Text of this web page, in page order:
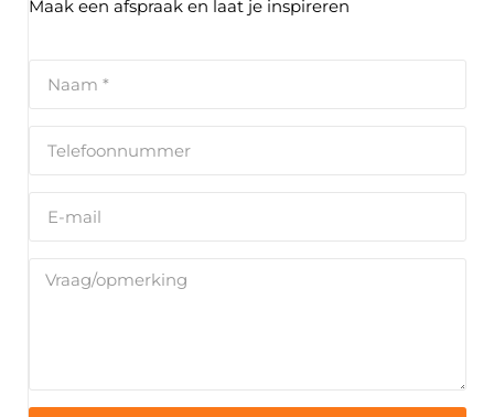
Maak een afspraak en laat je inspireren